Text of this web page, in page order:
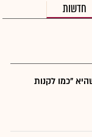
חדשות
"כמו לקנות